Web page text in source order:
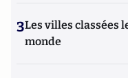
3Les villes classées
monde